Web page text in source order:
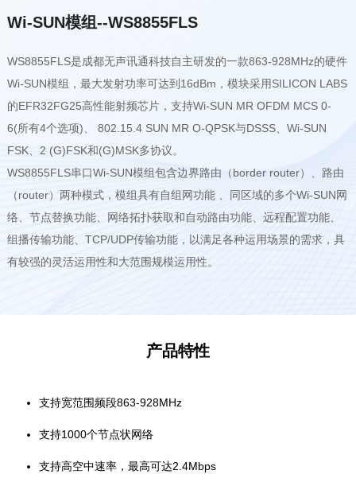
Wi-SUN模组--WS8855FLS
WS8855FLS是成都无声讯通科技自主研发的一款863-928MHz的硬件
Wi-SUN模组，最大发射功率可达到16dBm，模块采用SILICON LABS
的EFR32FG25高性能射频芯片，支持Wi-SUN MR OFDM MCS 0-
6(所有4个选项)、 802.15.4 SUN MR O-QPSK与DSSS、Wi-SUN
FSK、2 (G)FSK和(G)MSK多协议。
WS8855FLS串口Wi-SUN模组包含边界路由（border router）、路由
（router）两种模式，模组具有自组网功能 、同区域的多个Wi-SUN网
络、节点替换功能、网络拓扑获取和自动路由功能、远程配置功能、
组播传输功能、TCP/UDP传输功能，以满足各种运用场景的需求，具
有较强的灵活运用性和大范围规模运用性。
产品特性
支持宽范围频段863-928MHz
支持1000个节点状网络
支持高空中速率，最高可达2.4Mbps